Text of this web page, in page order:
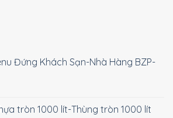
Đứng Khách Sạn-Nhà Hàng BZP-
tròn 1000 lít-Thùng tròn 1000 lít